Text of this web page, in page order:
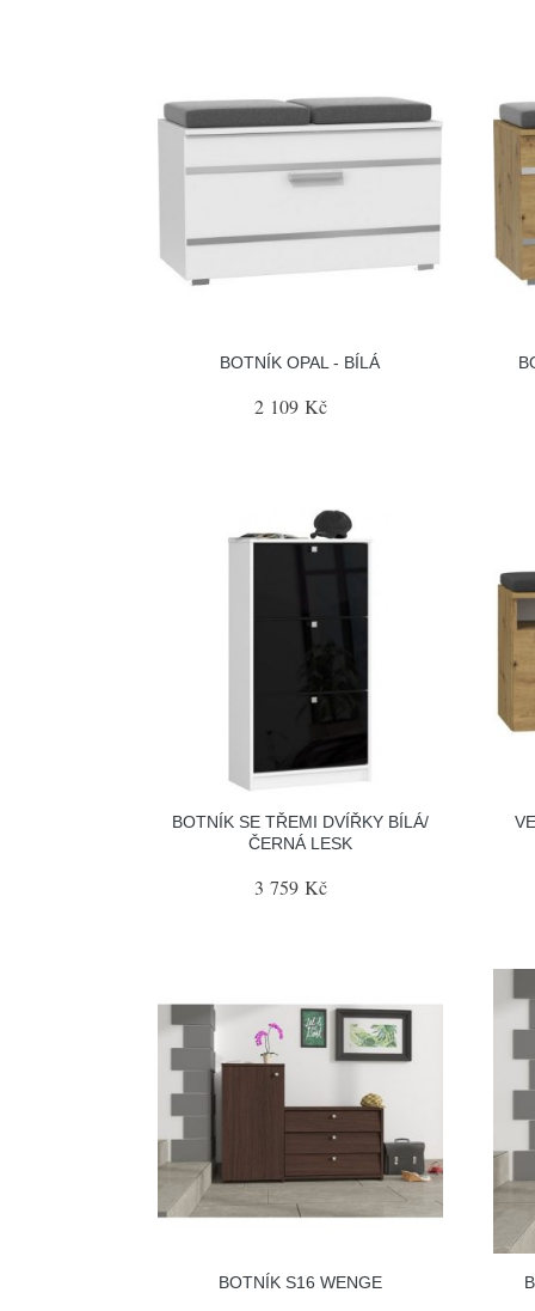
BOTNÍK OPAL - BÍLÁ
2 109 Kč
BOTNÍK SE TŘEMI DVÍŘKY BÍLÁ/
ČERNÁ LESK
3 759 Kč
BOTNÍK S16 WENGE